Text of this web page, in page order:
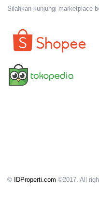
Silahkan kunjungi marketplace
© IDProperti.com ©2017. All